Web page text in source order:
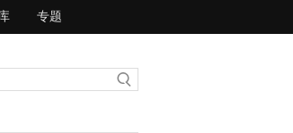
专题